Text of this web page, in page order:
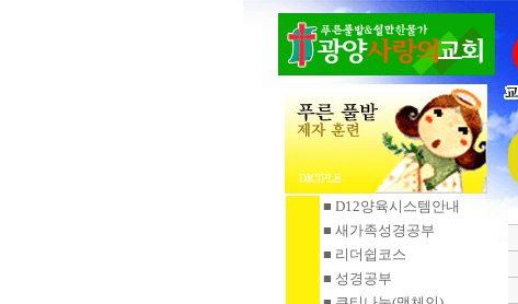
■ D12양육시스템안내
■ 새가족성경공부
■ 리더쉽코스
■ 성경공부